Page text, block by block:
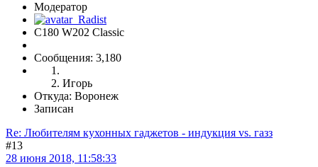
Модератор
C180 W202 Classic
Сообщения: 3,180
Игорь
Откуда: Воронеж
Записан
Re: Любителям кухонных гаджетов - индукция vs. газз
#13
28 июня 2018, 11:58:33